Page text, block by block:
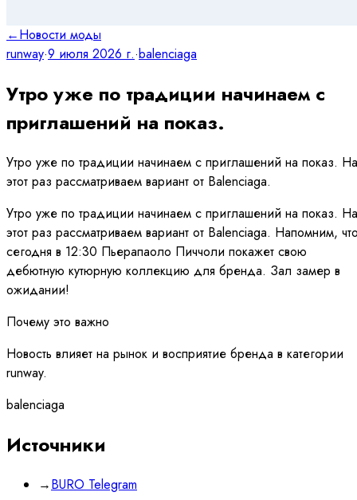
←Новости моды
runway·9 июля 2026 г.·balenciaga
Утро уже по традиции начинаем с
приглашений на показ.
Утро уже по традиции начинаем с приглашений на показ. На
этот раз рассматриваем вариант от Balenciaga.
Утро уже по традиции начинаем с приглашений на показ. На
этот раз рассматриваем вариант от Balenciaga. Напомним,
сегодня в 12:30 Пьерапаоло Пиччоли покажет свою
дебютную кутюрную коллекцию для бренда. Зал замер в
ожидании!
Почему это важно
Новость влияет на рынок и восприятие бренда в категории
runway.
balenciaga
Источники
→BURO Telegram